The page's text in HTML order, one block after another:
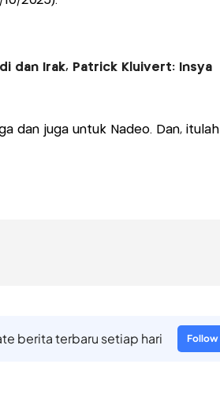
dan Irak, Patrick Kluivert: Insya
dan juga untuk Nadeo. Dan, itulah
berita terbaru setiap hari Follow